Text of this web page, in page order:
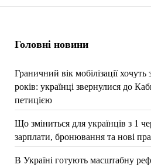
Головні новини
Граничний вік мобілізації
років: українці звернулися до
петицією
Що зміниться для українців з 1
зарплати, бронювання та нові
В Україні готують масштабну